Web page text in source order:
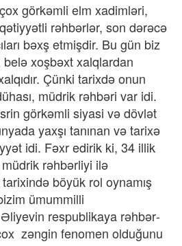
görkəmli elm xadimləri,
rəhbərlər, son dərəcə
bəxş etmişdir. Bu gün biz
xoşbəxt xalqlardan
Çünki tarixdə onun
müdrik rəhbəri var idi.
görkəmli siyasi və dövlət
yaxşı tanınan və tarixə
idi. Fəxr edirik ki, 34 illik
rəhbərliyi ilə
böyük rol oynamış
ümummilli
respublikaya rəhbər­
zəngin fenomen olduğunu